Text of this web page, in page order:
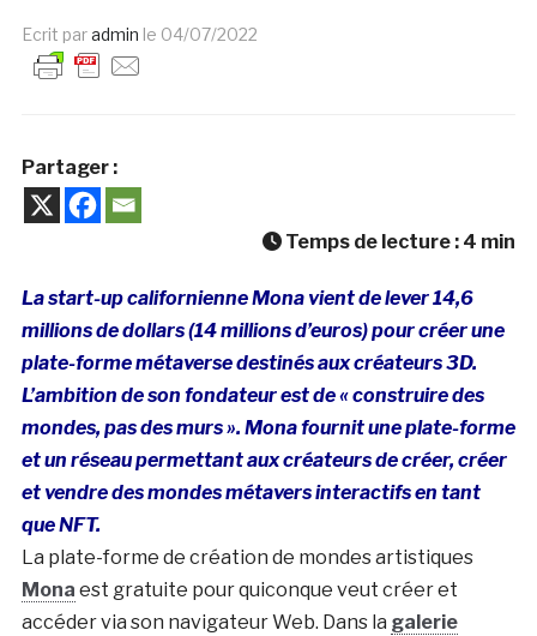
Ecrit paradmin le 04/07/2022
Partager :
Temps de lecture : 4 min
La start-up californienne Mona vient de lever 14,6
millions de dollars (14 millions d’euros) pour créer une
plate-forme métaverse destinés aux créateurs 3D.
L’ambition de son fondateur est de « construire des
mondes, pas des murs ». Mona fournit une plate-forme
et un réseau permettant aux créateurs de créer, créer
et vendre des mondes métavers interactifs en tant
que NFT.
La plate-forme de création de mondes artistiques
Mona est gratuite pour quiconque veut créer et
accéder via son navigateur Web. Dans la galerie